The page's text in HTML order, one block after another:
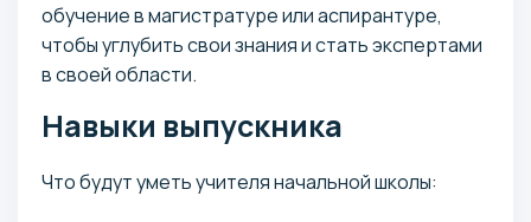
обучение в магистратуре или аспирантуре,
чтобы углубить свои знания и стать экспертами
в своей области.
Навыки выпускника
Что будут уметь учителя начальной школы: